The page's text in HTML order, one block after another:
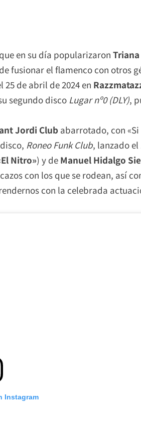
en su día popularizaron Triana
fusionar el flamenco con otros
de abril de 2024 en
segundo disco Lugar nº0 (DLY),
Jordi Club abarrotado, con
Roneo Funk Club, lanzado el
Nitro») y de Manuel Hidalgo
con los que se rodean, así
con la celebrada
Instagram